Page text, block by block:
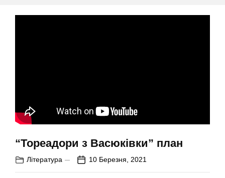
“Тореадори з Васюківки” план
Література 10 Березня, 2021